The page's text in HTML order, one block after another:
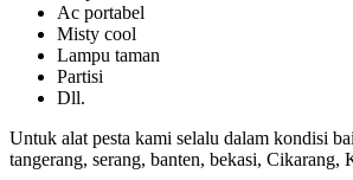
Ac portabel
Misty cool
Lampu taman
Partisi
Dll.
Untuk alat pesta kami selalu dalam kondisi
tangerang, serang, banten, bekasi,